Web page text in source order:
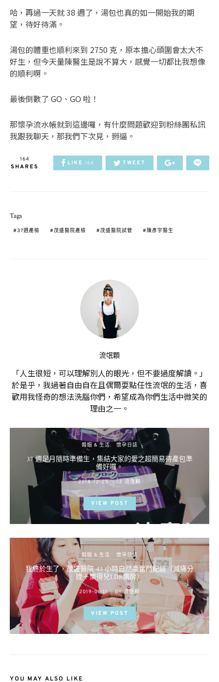
哈，再過一天就 38 週了，湯包也真的如一開始我的期
望，待好待滿。
湯包的體重也順利來到 2750 克，原本擔心頭圍會太大不
好生，但今天量陳醫生是說不算大，感覺一切都比我想像
的順利啊。
最後倒數了 GO、GO 啦！
那懷孕流水帳就到這邊囉，有什麼問題歡迎到粉絲團私訊
我跟我聊天，那我們下次見，掰逼。
164
SHARES
LIKE 164 TWEET
Tags
37週產檢 茂盛醫院產檢 茂盛醫院試管 陳彥宇醫生
流氓顆
「人生很短，可以理解別人的眼光，但不要過度解讀。」
於是乎，我過著自由自在且偶爾耍點任性流氓的生活，喜
歡用我怪奇的想法洗腦你們，希望成為你們生活中微笑的
理由之一。
婚姻 & 生活 懷孕日誌
37 週足月隨時準備生，集結大家的愛之超簡易待產包準
備好囉。
POSTED
ON
2018-12-25 BY 流氓顆
VIEW POST
婚姻 & 生活 懷孕日誌
我終於生了，茂盛醫院 43 小時自然產奮鬥紀錄（減痛分
娩＋樂得兒LDR病房）
POSTED
ON
2019-01-11 BY 流氓顆
VIEW POST
YOU MAY ALSO LIKE